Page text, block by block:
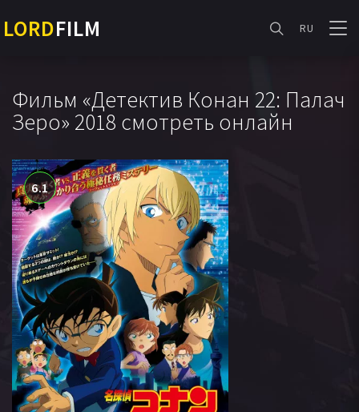
LORDFILM RU
Фильм «Детектив Конан 22: Палач
Зеро» 2018 смотреть онлайн
6.1